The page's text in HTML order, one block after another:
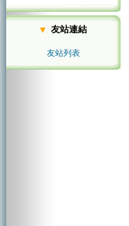
友站連結
友站列表